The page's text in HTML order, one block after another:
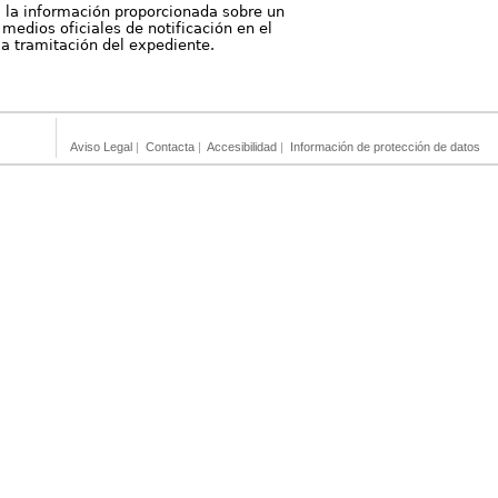
información proporcionada sobre un
oficiales de notificación en el
tramitación del expediente.
Aviso Legal | Contacta | Accesibilidad | Información de protección de datos